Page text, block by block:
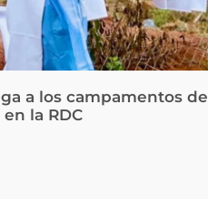
a los campamentos de
la RDC